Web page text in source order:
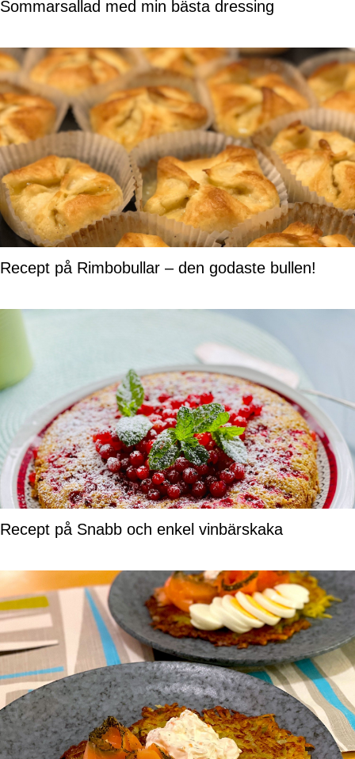
Sommarsallad med min bästa dressing
Recept på Rimbobullar – den godaste bullen!
Recept på Snabb och enkel vinbärskaka